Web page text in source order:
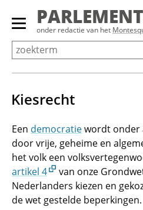
Overslaan
Primair
menu
tonen/verbergen
PARLEMENT
onder redactie van het
Kiesrecht
Een democratiewordt onder
door vrije, geheime en
het volk een
artikel 4
van onze
Nederlanders kiezen en
de wet gestelde beperkingen.